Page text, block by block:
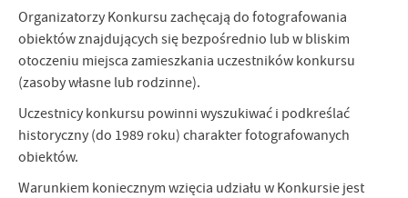
Organizatorzy Konkursu zachęcają do fotografowania
obiektów znajdujących się bezpośrednio lub w bliskim
otoczeniu miejsca zamieszkania uczestników konkursu
(zasoby własne lub rodzinne).
Uczestnicy konkursu powinni wyszukiwać i podkreślać
historyczny (do 1989 roku) charakter fotografowanych
obiektów.
Warunkiem koniecznym wzięcia udziału w Konkursie jest